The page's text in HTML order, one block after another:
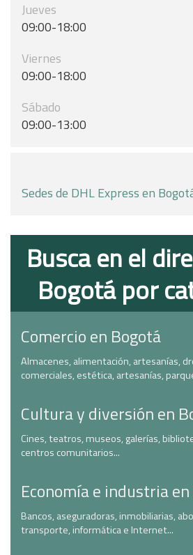
Jueves
09:00-18:00
Viernes
09:00-18:00
Sábado
09:00-13:00
Sedes de DHL Express en
Busca en el
Bogotá por
Comercio en Bogotá
Almacenes, alimentación, artesanías,
comerciales, estética, artesanías,
Cultura y diversión en
Cines, teatros, museos, galerías,
centros comunitarios...
Economía e industria
Bancos, aseguradoras, inmobiliarias,
transporte, informática e Internet...